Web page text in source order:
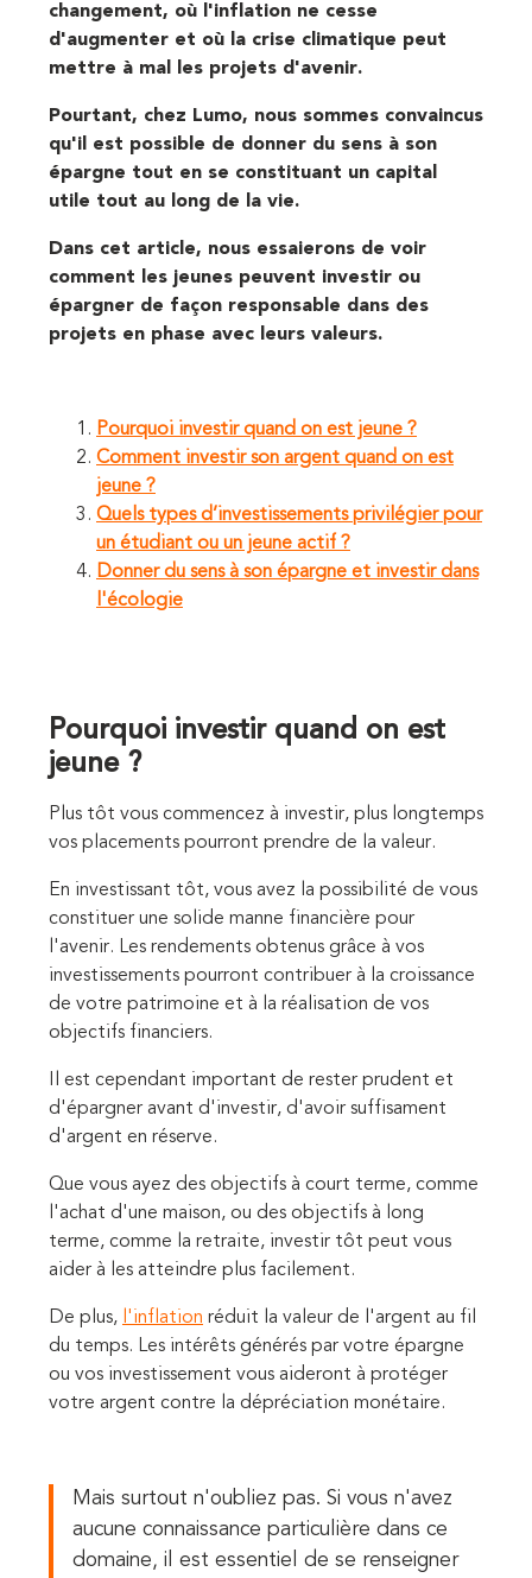
changement, où l'inflation ne cesse
d'augmenter et où la crise climatique peut
mettre à mal les projets d'avenir.
Pourtant, chez Lumo, nous sommes convaincus
qu'il est possible de donner du sens à son
épargne tout en se constituant un capital
utile tout au long de la vie.
Dans cet article, nous essaierons de voir
comment les jeunes peuvent investir ou
épargner de façon responsable dans des
projets en phase avec leurs valeurs.
Pourquoi investir quand on est jeune ?
Comment investir son argent quand on est
jeune ?
Quels types d’investissements privilégier pour
un étudiant ou un jeune actif ?
Donner du sens à son épargne et investir dans
l'écologie
Pourquoi investir quand on est
jeune ?
Plus tôt vous commencez à investir, plus longtemps
vos placements pourront prendre de la valeur.
En investissant tôt, vous avez la possibilité de vous
constituer une solide manne financière pour
l'avenir. Les rendements obtenus grâce à vos
investissements pourront contribuer à la croissance
de votre patrimoine et à la réalisation de vos
objectifs financiers.
Il est cependant important de rester prudent et
d'épargner avant d'investir, d'avoir suffisament
d'argent en réserve.
Que vous ayez des objectifs à court terme, comme
l'achat d'une maison, ou des objectifs à long
terme, comme la retraite, investir tôt peut vous
aider à les atteindre plus facilement.
De plus, l'inflation réduit la valeur de l'argent au fil
du temps. Les intérêts générés par votre épargne
ou vos investissement vous aideront à protéger
votre argent contre la dépréciation monétaire.
Mais surtout n'oubliez pas. Si vous n'avez
aucune connaissance particulière dans ce
domaine, il est essentiel de se renseigner